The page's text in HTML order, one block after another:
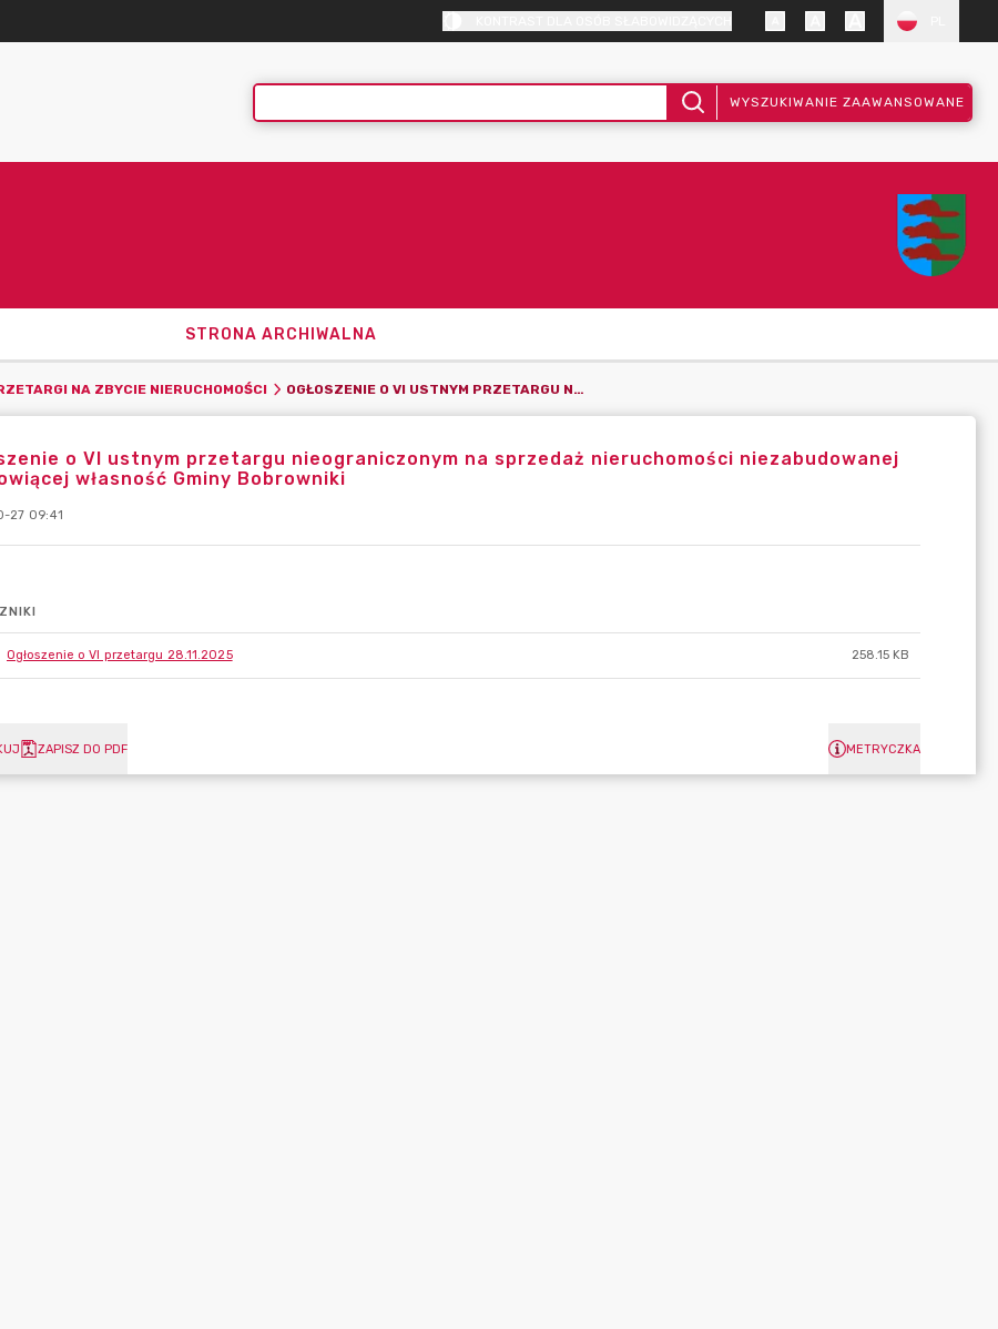
WYSZUKIWANIE ZAAWANSOWANE
STRONA ARCHIWALNA
NA ZBYCIE NIERUCHOMOŚCI OGŁOSZENIE O VI USTNYM PRZETARGU NIEOGRANICZONYM NA SPRZEDAŻ NIERUCHOMOŚCI NIEZABUDOWANEJ STANOWIĄCEJ WŁASNOŚĆ GMINY BOBROWNIKI
o VI ustnym przetargu nieograniczonym na sprzedaż nieruchomości niezabudowanej
własność Gminy Bobrowniki
27 09:41
Ogłoszenie o VI przetargu 28.11.2025 258.15 KB
ZAPISZ DO PDF METRYCZKA